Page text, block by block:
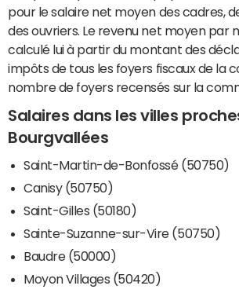
pour le salaire net moyen des cadres,
des ouvriers. Le revenu net moyen par
calculé lui à partir du montant des
impôts de tous les foyers fiscaux de la
nombre de foyers recensés sur la
Salaires dans les villes
Bourgvallées
Saint-Martin-de-Bonfossé (50750)
Canisy (50750)
Saint-Gilles (50180)
Sainte-Suzanne-sur-Vire (50750)
Baudre (50000)
Moyon Villages (50420)